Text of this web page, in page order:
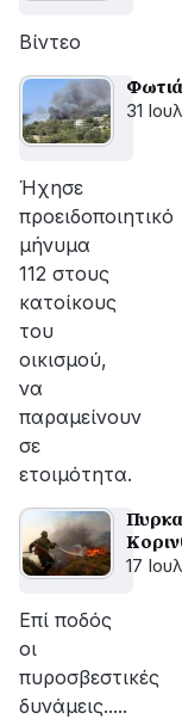
Βίντεο
31
Ήχησε
προειδοποιητικό
μήνυμα
112 στους
κατοίκους
του
οικισμού,
να
παραμείνουν
σε
ετοιμότητα.
17
Επί ποδός
οι
πυροσβεστικές
δυνάμεις.....